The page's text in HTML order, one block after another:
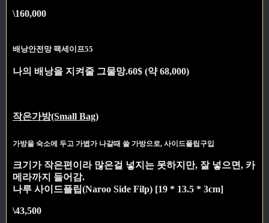
\160,000
배낭안전망 팩세이프55
나의 배낭을 지켜줄 그물망.60$ (약 68,000)
작은가방(Small Bag)
가방을 숙소에 두고 가볍가 나갈때 쓸 가방으로, 사이드플립구입
크기가 작은편이라 많은걸 넣지는 못하지만, 잘 넣으면, 카
메라까지 들어감.
나루 사이드플립(Naroo Side Filp) [19 * 13.5 * 3cm]
\43,500